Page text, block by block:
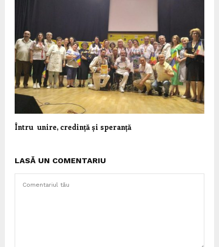
Întru unire, credință și speranță
LASĂ UN COMENTARIU